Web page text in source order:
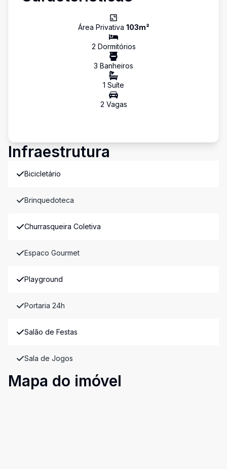
Área Privativa 103m²
2 Dormitórios
3 Banheiros
1 Suíte
2 Vagas
Infraestrutura
Bicicletário
Brinquedoteca
Churrasqueira Coletiva
Espaco Gourmet
Playground
Portaria 24h
Salão de Festas
Sala de Jogos
Mapa do imóvel